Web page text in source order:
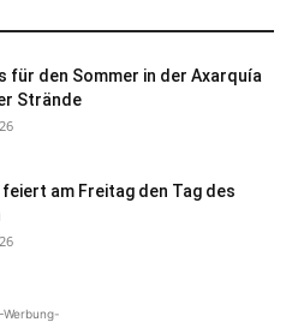
für den Sommer in der Axarquía
Strände
am Freitag den Tag des
-Werbung-